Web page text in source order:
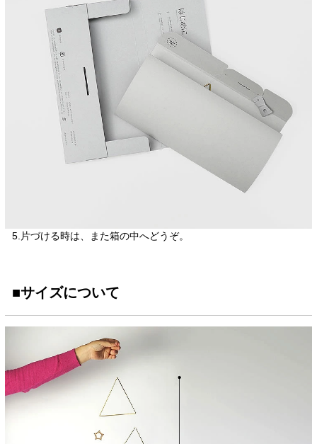
5.片づける時は、また箱の中へどうぞ。
■サイズについて